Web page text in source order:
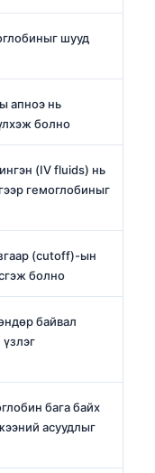
шууд
апноэ нь
болно
(IV fluids) нь
гемоглобиныг
(cutoff)-ын
болно
байвал
бага байх
асуудлыг